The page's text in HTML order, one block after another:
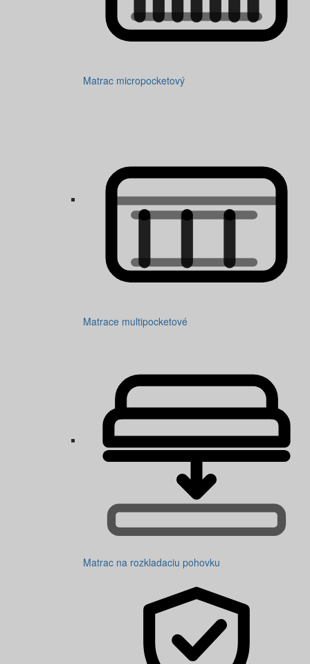
Matrac micropocketový
Matrace multipocketové
Matrac na rozkladaciu pohovku